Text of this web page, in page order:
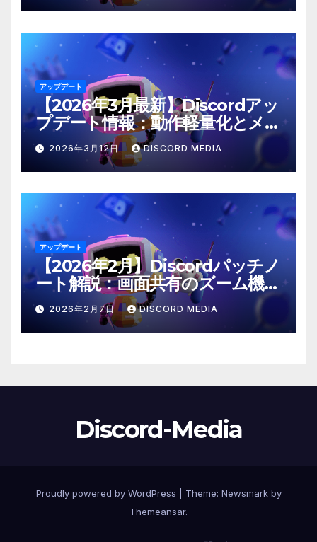
アップデート
【2026年3月最新】Discordアッ
プデート情報：動作軽量化とメン
ション仕様の修正
2026年3月12日 DISCORD MEDIA
アップデート
【2026年2月】Discordパッチノ
ート解説：画面共有のズーム機能
や「@time」コマンドが登場！
2026年2月7日 DISCORD MEDIA
Discord-Media
Proudly powered by WordPress Theme: Newsmarkby
Themeansar.